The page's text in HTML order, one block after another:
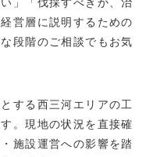
」「伐採すべきか、治
営層に説明するための
段階のご相談でもお気
する西三河エリアの工
。現地の状況を直接確
施設運営への影響を踏